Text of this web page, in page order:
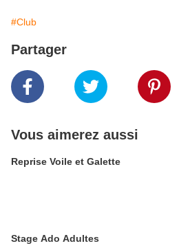
#Club
Partager
Vous aimerez aussi
Reprise Voile et Galette
Stage Ado Adultes